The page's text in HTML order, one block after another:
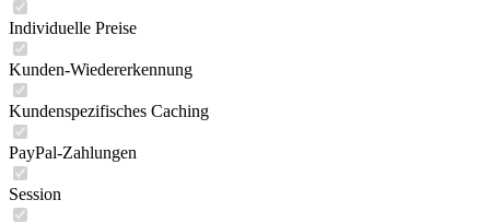
Individuelle Preise
Kunden-Wiedererkennung
Kundenspezifisches Caching
PayPal-Zahlungen
Session